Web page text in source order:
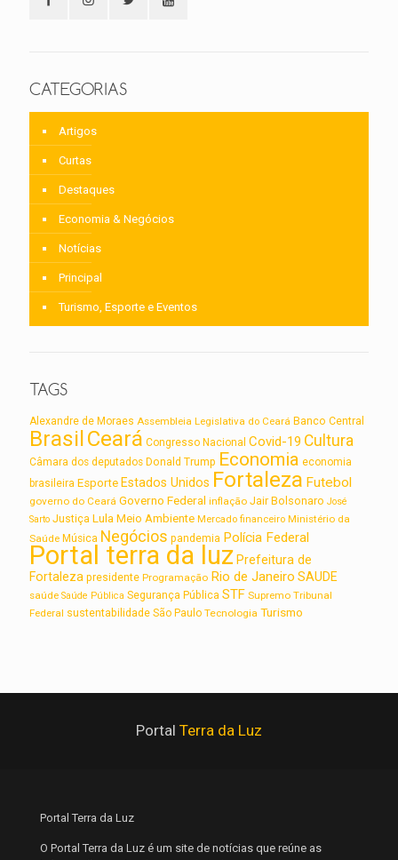
CATEGORIAS
Artigos
Curtas
Destaques
Economia & Negócios
Notícias
Principal
Turismo, Esporte e Eventos
TAGS
Alexandre de Moraes Assembleia Legislativa do Ceará Banco Central
BrasilCeará Congresso Nacional Covid-19 Cultura
Câmara dos deputados Donald Trump Economia economia
brasileira Esporte Estados Unidos Fortaleza Futebol
governo do Ceará Governo Federal inflação Jair Bolsonaro José
Sarto Justiça Lula Meio Ambiente Mercado financeiro Ministério da
Saúde Música Negócios pandemia Polícia Federal
Portal terra da luzPrefeitura de
Fortaleza presidente Programação Rio de Janeiro SAUDE
saúde Saúde Pública Segurança Pública STF Supremo Tribunal
Federal sustentabilidade São Paulo Tecnologia Turismo
Portal Terra da Luz
Portal Terra da Luz
O Portal Terra da Luz é um site de notícias que reúne as